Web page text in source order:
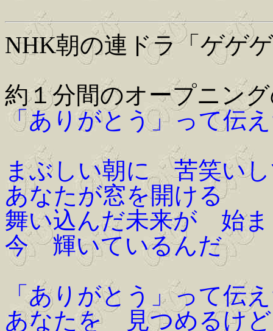
NHK朝の連ドラ「ゲゲ
約１分間のオープニン
「ありがとう」って伝
まぶしい朝に 苦笑い
あなたが窓を開ける
舞い込んだ未来が 始ま
今 輝いているんだ
「ありがとう」って伝
あなたを 見つめるけど